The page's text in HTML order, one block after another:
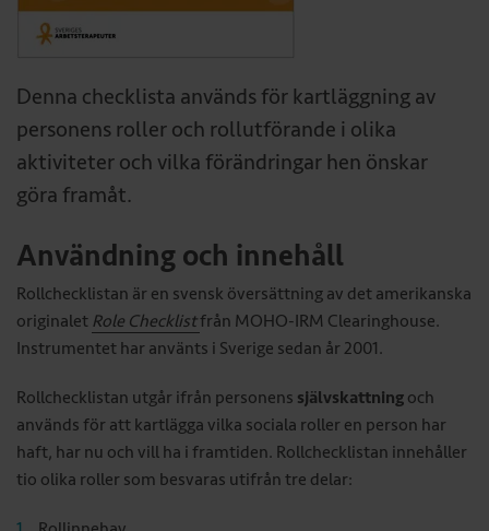
Denna checklista används för kartläggning av
personens roller och rollutförande i olika
aktiviteter och vilka förändringar hen önskar
göra framåt.
Användning och innehåll
Rollchecklistan är en svensk översättning av det amerikanska
originalet Role Checklistfrån MOHO-IRM Clearinghouse.
Instrumentet har använts i Sverige sedan år 2001.
Rollchecklistan utgår ifrån personens självskattning och
används för att kartlägga vilka sociala roller en person har
haft, har nu och vill ha i framtiden. Rollchecklistan innehåller
tio olika roller som besvaras utifrån tre delar: